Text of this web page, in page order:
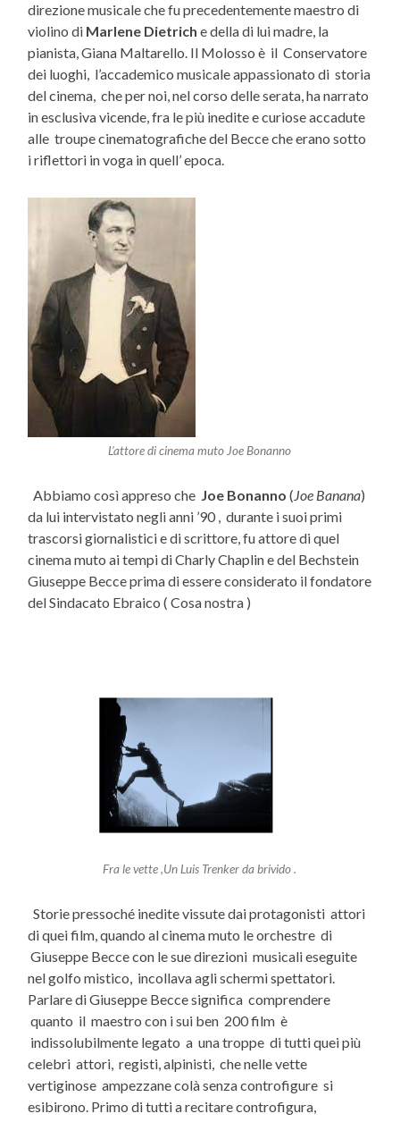
direzione musicale che fu precedentemente maestro di
violino di Marlene Dietrich e della di lui madre, la
pianista, Giana Maltarello. Il Molosso è il Conservatore
dei luoghi, l’accademico musicale appassionato di storia
del cinema, che per noi, nel corso delle serata, ha narrato
in esclusiva vicende, fra le più inedite e curiose accadute
alle troupe cinematografiche del Becce che erano sotto
i riflettori in voga in quell’ epoca.
L’attore di cinema muto Joe Bonanno
Abbiamo così appreso che Joe Bonanno (Joe Banana)
da lui intervistato negli anni ’90 , durante i suoi primi
trascorsi giornalistici e di scrittore, fu attore di quel
cinema muto ai tempi di Charly Chaplin e del Bechstein
Giuseppe Becce prima di essere considerato il fondatore
del Sindacato Ebraico ( Cosa nostra )
Fra le vette ,Un Luis Trenker da brivido .
Storie pressoché inedite vissute dai protagonisti attori
di quei film, quando al cinema muto le orchestre di
Giuseppe Becce con le sue direzioni musicali eseguite
nel golfo mistico, incollava agli schermi spettatori.
Parlare di Giuseppe Becce significa comprendere
quanto il maestro con i sui ben 200 film è
indissolubilmente legato a una troppe di tutti quei più
celebri attori, registi, alpinisti, che nelle vette
vertiginose ampezzane colà senza controfigure si
esibirono. Primo di tutti a recitare controfigura,